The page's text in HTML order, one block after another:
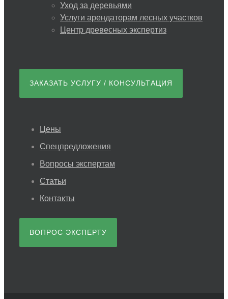
Уход за деревьями
Услуги арендаторам лесных участков
Центр древесных экспертиз
ЗАКАЗАТЬ УСЛУГУ / КОНСУЛЬТАЦИЯ
Цены
Спецпредложения
Вопросы экспертам
Статьи
Контакты
ВОПРОС ЭКСПЕРТУ